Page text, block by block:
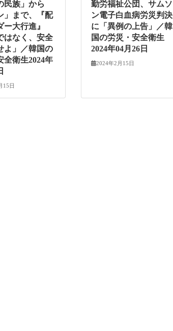
民族」から
」まで、『配
ー大行進』
はなく、安全
よ」／韓国の
全衛生2024年
15日
勤労福祉公団、サムソ
ン電子白血病労災判決
に「異例の上告」／韓
国の労災・安全衛生
2024年04月26日
2024年2月15日